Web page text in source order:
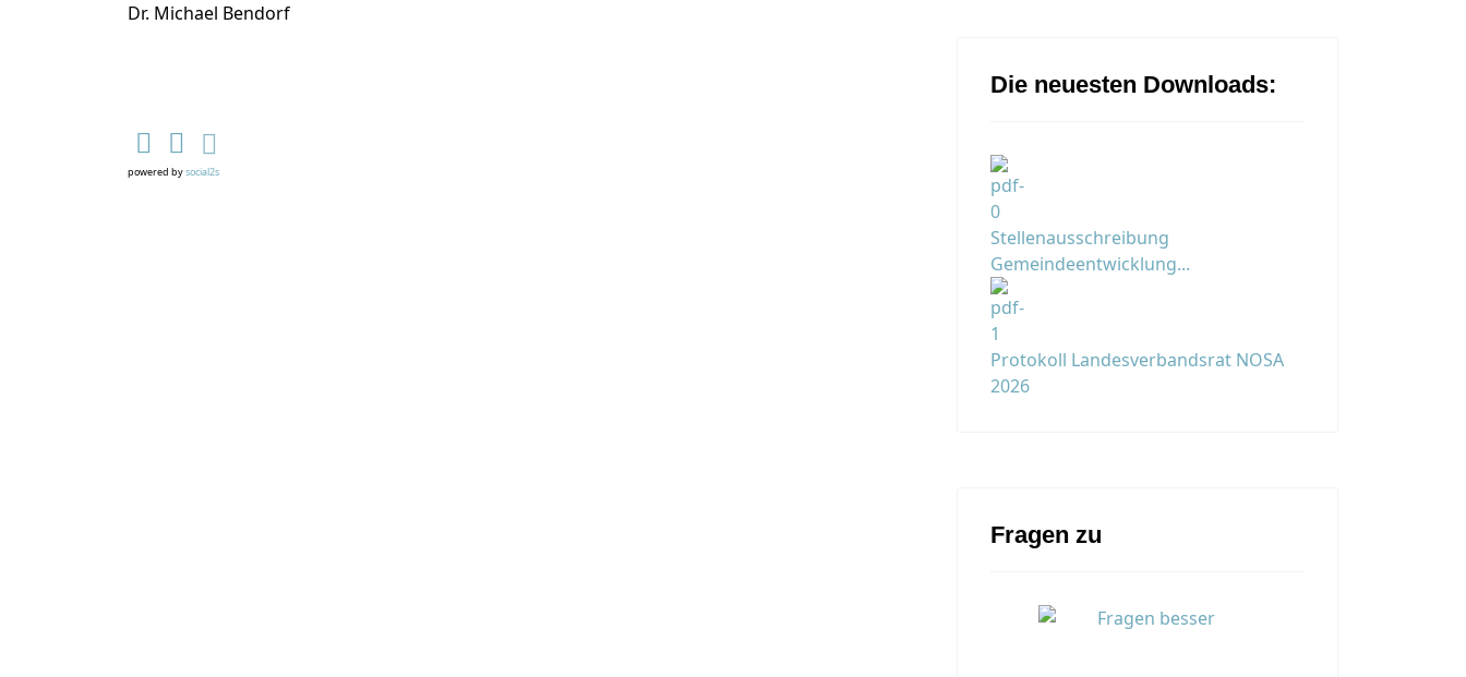
Dr. Michael Bendorf
powered bysocial2s
Die neuesten Downloads:
Stellenausschreibung
Gemeindeentwicklung...
Protokoll Landesverbandsrat NOSA
2026
Fragen zu